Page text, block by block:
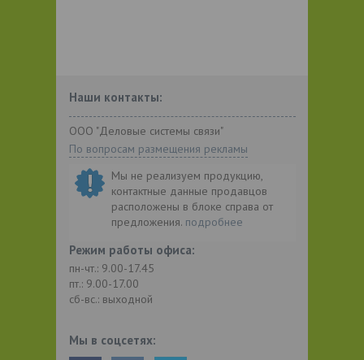
Наши контакты:
ООО "Деловые системы связи"
По вопросам размещения рекламы
Мы не реализуем продукцию,
контактные данные продавцов
расположены в блоке справа от
предложения. подробнее
Режим работы офиса:
пн-чт.: 9.00-17.45
пт.: 9.00-17.00
сб-вс.: выходной
Мы в соцсетях: